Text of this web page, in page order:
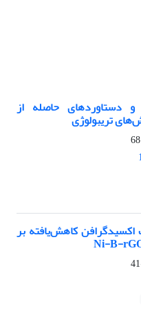
و دستاوردهای حاصله از
تریبولوژی
اکسیدگرافن کاهش‌یافته بر